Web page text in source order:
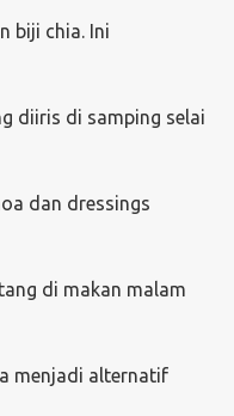
biji chia. Ini
diiris di samping selai
dan dressings
di makan malam
menjadi alternatif